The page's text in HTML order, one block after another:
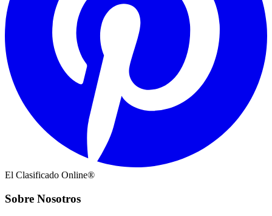
El Clasificado Online®
Sobre Nosotros